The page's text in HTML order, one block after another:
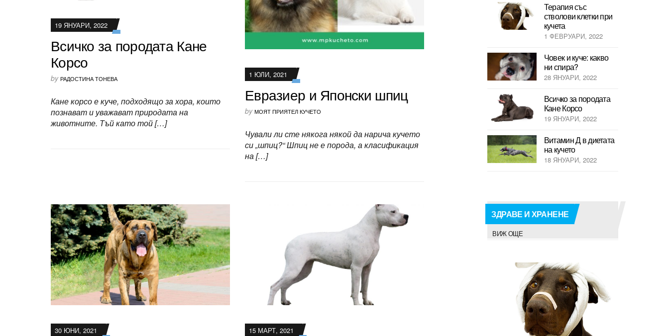
19 ЯНУАРИ, 2022
Всичко за породата Кане
Корсо
by РАДОСТИНА ТОНЕВА
Кане корсо е куче, подходящо за хора, които
познават и уважават природата на
животните. Тъй като той […]
1 ЮЛИ, 2021
Евразиер и Японски шпиц
by МОЯТ ПРИЯТЕЛ КУЧЕТО
Чували ли сте някога някой да нарича кучето
си „шпиц?“ Шпиц не е порода, а класификация
на […]
30 ЮНИ, 2021 15 МАРТ, 2021
Терапия със
стволови клетки при
кучета
1 ФЕВРУАРИ, 2022
Човек и куче: какво
ни спира?
28 ЯНУАРИ, 2022
Всичко за породата
Кане Корсо
19 ЯНУАРИ, 2022
Витамин Д в диетата
на кучето
18 ЯНУАРИ, 2022
ЗДРАВЕ И ХРАНЕНЕ
ВИЖ ОЩЕ